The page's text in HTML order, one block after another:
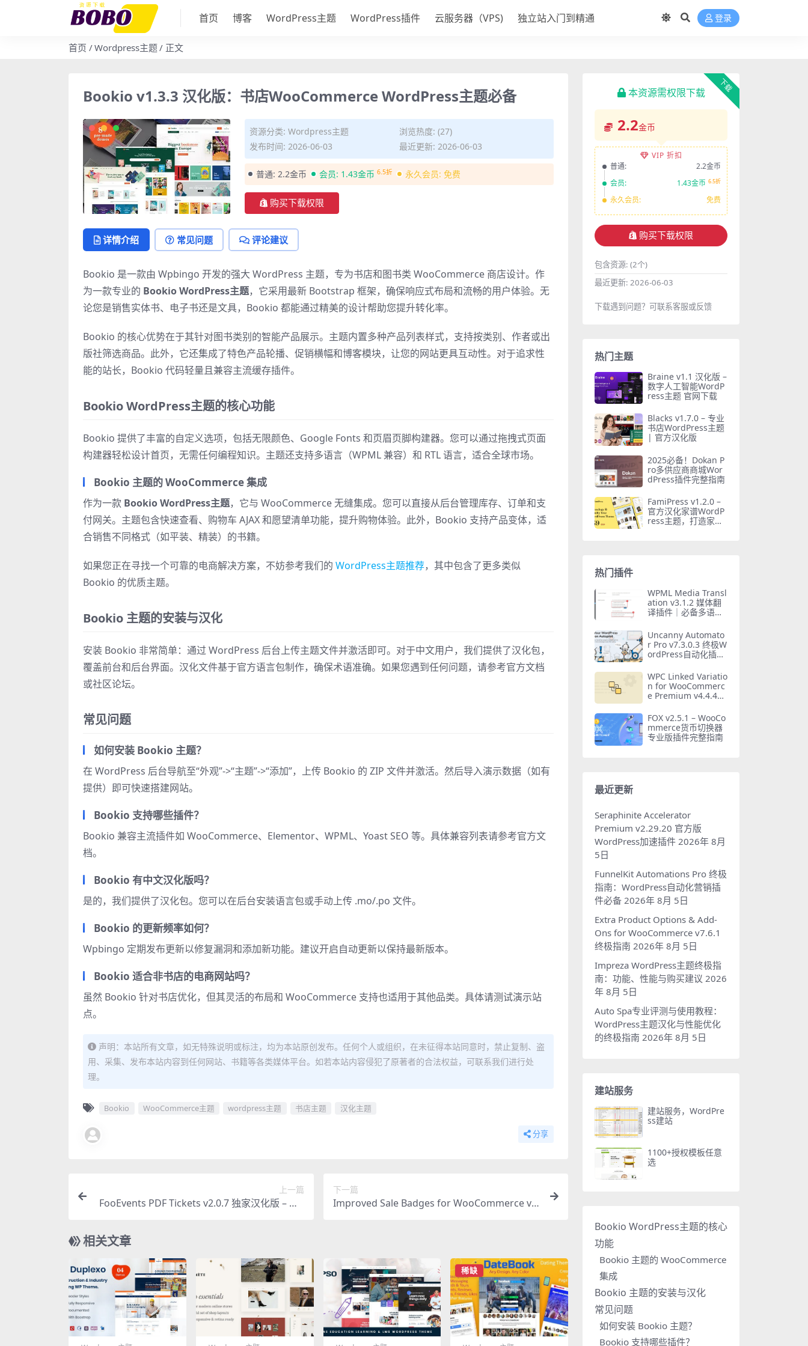
首页 博客 WordPress主题 WordPress插件 云服务器（VPS) 独立站入门到精通 登录
首页 Wordpress主题 正文
Bookio v1.3.3 汉化版：书店WooCommerce WordPress主题必备
资源分类: Wordpress主题
浏览热度: (27)
发布时间: 2026-06-03
最近更新: 2026-06-03
普通: 2.2金币 会员: 1.43金币 6.5折 永久会员: 免费
购买下载权限
详情介绍 常见问题 评论建议
Bookio 是一款由 Wpbingo 开发的强大 WordPress 主题，专为书店和图书类 WooCommerce 商店设计。作
为一款专业的 Bookio WordPress主题，它采用最新 Bootstrap 框架，确保响应式布局和流畅的用户体验。无
论您是销售实体书、电子书还是文具，Bookio 都能通过精美的设计帮助您提升转化率。
Bookio 的核心优势在于其针对图书类别的智能产品展示。主题内置多种产品列表样式，支持按类别、作者或出
版社筛选商品。此外，它还集成了特色产品轮播、促销横幅和博客模块，让您的网站更具互动性。对于追求性
能的站长，Bookio 代码轻量且兼容主流缓存插件。
Bookio WordPress主题的核心功能
Bookio 提供了丰富的自定义选项，包括无限颜色、Google Fonts 和页眉页脚构建器。您可以通过拖拽式页面
构建器轻松设计首页，无需任何编程知识。主题还支持多语言（WPML 兼容）和 RTL 语言，适合全球市场。
Bookio 主题的 WooCommerce 集成
作为一款 Bookio WordPress主题，它与 WooCommerce 无缝集成。您可以直接从后台管理库存、订单和支
付网关。主题包含快速查看、购物车 AJAX 和愿望清单功能，提升购物体验。此外，Bookio 支持产品变体，适
合销售不同格式（如平装、精装）的书籍。
如果您正在寻找一个可靠的电商解决方案，不妨参考我们的 WordPress主题推荐，其中包含了更多类似
Bookio 的优质主题。
Bookio 主题的安装与汉化
安装 Bookio 非常简单：通过 WordPress 后台上传主题文件并激活即可。对于中文用户，我们提供了汉化包，
覆盖前台和后台界面。汉化文件基于官方语言包制作，确保术语准确。如果您遇到任何问题，请参考官方文档
或社区论坛。
常见问题
如何安装 Bookio 主题？
在 WordPress 后台导航至“外观”->“主题”->“添加”，上传 Bookio 的 ZIP 文件并激活。然后导入演示数据（如有
提供）即可快速搭建网站。
Bookio 支持哪些插件？
Bookio 兼容主流插件如 WooCommerce、Elementor、WPML、Yoast SEO 等。具体兼容列表请参考官方文
档。
Bookio 有中文汉化版吗？
是的，我们提供了汉化包。您可以在后台安装语言包或手动上传 .mo/.po 文件。
Bookio 的更新频率如何？
Wpbingo 定期发布更新以修复漏洞和添加新功能。建议开启自动更新以保持最新版本。
Bookio 适合非书店的电商网站吗？
虽然 Bookio 针对书店优化，但其灵活的布局和 WooCommerce 支持也适用于其他品类。具体请测试演示站
点。
声明：本站所有文章，如无特殊说明或标注，均为本站原创发布。任何个人或组织，在未征得本站同意时，禁止复制、盗
用、采集、发布本站内容到任何网站、书籍等各类媒体平台。如若本站内容侵犯了原著者的合法权益，可联系我们进行处
理。
Bookio WooCommerce主题 wordpress主题 书店主题 汉化主题
分享
上一篇
FooEvents PDF Tickets v2.0.7 独家汉化版 – Wo
下一篇
Improved Sale Badges for WooCommerce v.
相关文章
稀缺
下载
本资源需权限下载
2.2金币
VIP 折扣
普通:
2.2金币
会员:
1.43金币 6.5折
永久会员: 免费
购买下载权限
包含资源: (2个)
最近更新: 2026-06-03
下载遇到问题？可联系客服或反馈
热门主题
Braine v1.1 汉化版 –
数字人工智能WordP
ress主题 官网下载
Blacks v1.7.0 – 专业
书店WordPress主题
| 官方汉化版
2025必备！Dokan P
ro多供应商商城Wor
dPress插件完整指南
FamiPress v1.2.0 –
官方汉化家谱WordP
ress主题，打造家族
热门插件
WPML Media Transl
ation v3.1.2 媒体翻
译插件｜必备多语言
Uncanny Automato
r Pro v7.3.0.3 终极W
ordPress自动化插件
WPC Linked Variatio
n for WooCommerc
e Premium v4.4.4
FOX v2.5.1 – WooCo
mmerce货币切换器
专业版插件完整指南
最近更新
Seraphinite Accelerator
Premium v2.29.20 官方版
WordPress加速插件 2026年 8月
5日
FunnelKit Automations Pro 终极
指南：WordPress自动化营销插
件必备 2026年 8月 5日
Extra Product Options & Add-
Ons for WooCommerce v7.6.1
终极指南 2026年 8月 5日
Impreza WordPress主题终极指
南：功能、性能与购买建议 2026
年 8月 5日
Auto Spa专业评测与使用教程：
WordPress主题汉化与性能优化
的终极指南 2026年 8月 5日
建站服务
建站服务，WordPre
ss建站
1100+授权模板任意
选
Bookio WordPress主题的核心
功能
Bookio 主题的 WooCommerce
集成
Bookio 主题的安装与汉化
常见问题
如何安装 Bookio 主题？
Bookio 支持哪些插件？